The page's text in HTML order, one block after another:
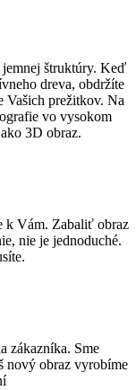
jemnej štruktúry. Keď
dreva, obdržíte
Vašich prežitkov. Na
vo vysokom
3D obraz.
k Vám. Zabaliť obraz
nie je jednoduché.
zákazníka. Sme
nový obraz vyrobíme